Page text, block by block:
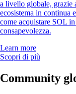
a livello globale, grazie
ecosistema in continua
come acquistare SOL
consapevolezza.
Learn more
Scopri di più
Community